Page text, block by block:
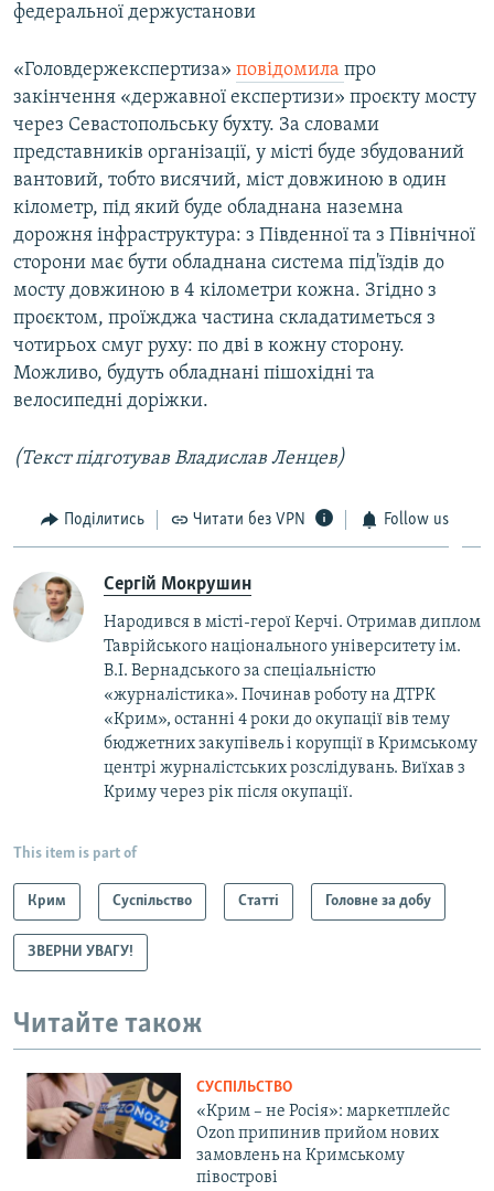
федеральної держустанови
«Головдержекспертиза» повідомила про
закінчення «державної експертизи» проєкту мосту
через Севастопольську бухту. За словами
представників організації, у місті буде збудований
вантовий, тобто висячий, міст довжиною в один
кілометр, під який буде обладнана наземна
дорожня інфраструктура: з Південної та з Північної
сторони має бути обладнана система під'їздів до
мосту довжиною в 4 кілометри кожна. Згідно з
проєктом, проїжджа частина складатиметься з
чотирьох смуг руху: по дві в кожну сторону.
Можливо, будуть обладнані пішохідні та
велосипедні доріжки.
(Текст підготував Владислав Ленцев)
Поділитись Читати без VPN Follow us
Сергій Мокрушин
Народився в місті-герої Керчі. Отримав диплом
Таврійського національного університету ім.
В.І. Вернадського за спеціальністю
«журналістика». Починав роботу на ДТРК
«Крим», останні 4 роки до окупації вів тему
бюджетних закупівель і корупції в Кримському
центрі журналістських розслідувань. Виїхав з
Криму через рік після окупації.
This item is part of
Крим Суспільство Статті Головне за добу
ЗВЕРНИ УВАГУ!
Читайте також
СУСПІЛЬСТВО
«Крим – не Росія»: маркетплейс
Ozon припинив прийом нових
замовлень на Кримському
півострові